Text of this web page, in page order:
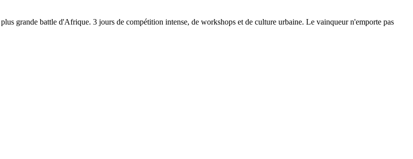
grande battle d'Afrique. 3 jours de compétition intense, de workshops et de culture urbaine. Le vainqueur n'emporte pas